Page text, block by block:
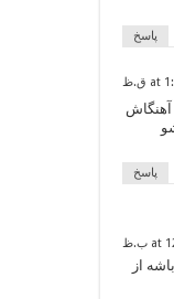
پاسخ
پاسخ
از